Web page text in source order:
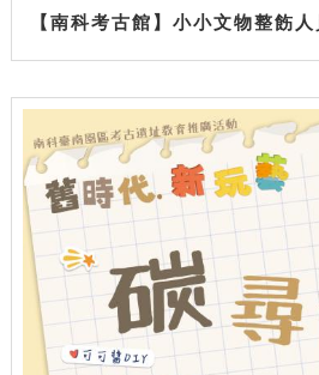
【南科考古館】小小文物整飭